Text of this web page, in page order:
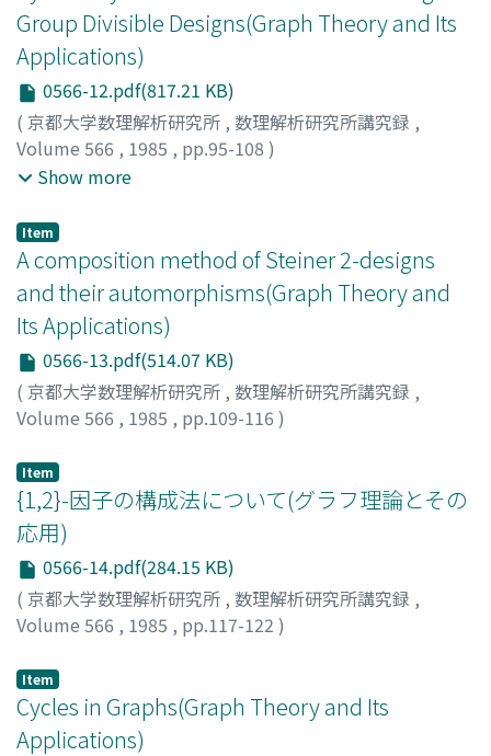
Group Divisible Designs(Graph Theory and Its
Applications)
0566-12.pdf(817.21 KB)
( 京都大学数理解析研究所 , 数理解析研究所講究録 ,
Volume 566 , 1985 , pp.95-108 )
Mukerjee, Rahul
カゲヤマ, サンペイ
Show more
Item
A composition method of Steiner 2-designs
and their automorphisms(Graph Theory and
Its Applications)
0566-13.pdf(514.07 KB)
( 京都大学数理解析研究所 , 数理解析研究所講究録 ,
Volume 566 , 1985 , pp.109-116 )
Item
{1,2}-因子の構成法について(グラフ理論とその
応用)
0566-14.pdf(284.15 KB)
( 京都大学数理解析研究所 , 数理解析研究所講究録 ,
Volume 566 , 1985 , pp.117-122 )
Item
Cycles in Graphs(Graph Theory and Its
Applications)